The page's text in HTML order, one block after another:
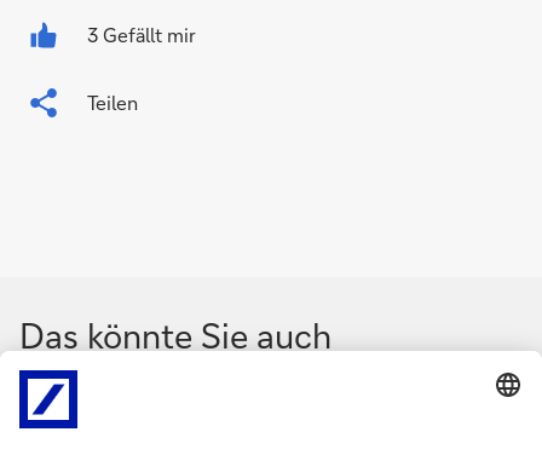
3 Gefällt mir
Teilen
Das könnte Sie auch
interessieren